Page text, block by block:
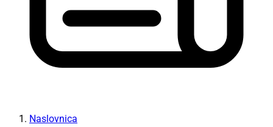
Naslovnica